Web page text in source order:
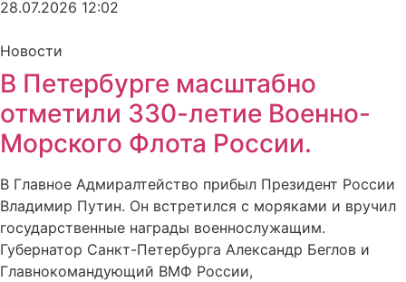
28.07.2026 12:02
Новости
В Петербурге масштабно
отметили 330-летие Военно-
Морского Флота России.
В Главное Адмиралтейство прибыл Президент России
Владимир Путин. Он встретился с моряками и вручил
государственные награды военнослужащим.
Губернатор Санкт-Петербурга Александр Беглов и
Главнокомандующий ВМФ России,